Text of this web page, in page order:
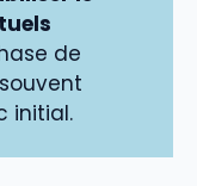
de
initial.